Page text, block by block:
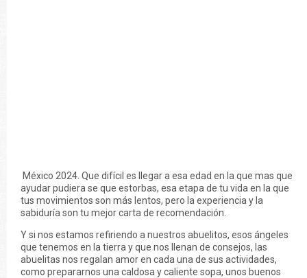
México 2024. Que difícil es llegar a esa edad en la que mas que
ayudar pudiera se que estorbas, esa etapa de tu vida en la que
tus movimientos son más lentos, pero la experiencia y la
sabiduría son tu mejor carta de recomendación.
Y si nos estamos refiriendo a nuestros abuelitos, esos ángeles
que tenemos en la tierra y que nos llenan de consejos, las
abuelitas nos regalan amor en cada una de sus actividades,
como prepararnos una caldosa y caliente sopa, unos buenos